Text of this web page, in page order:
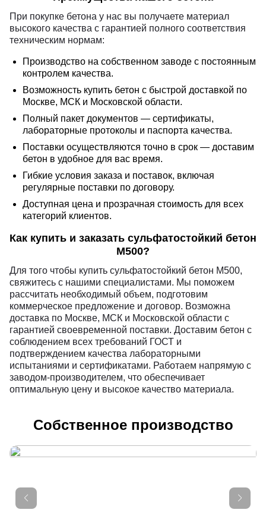
При покупке бетона у нас вы получаете материал
высокого качества с гарантией полного соответствия
техническим нормам:
Производство на собственном заводе с постоянным
контролем качества.
Возможность купить бетон с быстрой доставкой по
Москве, МСК и Московской области.
Полный пакет документов — сертификаты,
лабораторные протоколы и паспорта качества.
Поставки осуществляются точно в срок — доставим
бетон в удобное для вас время.
Гибкие условия заказа и поставок, включая
регулярные поставки по договору.
Доступная цена и прозрачная стоимость для всех
категорий клиентов.
Как купить и заказать сульфатостойкий бетон
М500?
Для того чтобы купить сульфатостойкий бетон М500,
свяжитесь с нашими специалистами. Мы поможем
рассчитать необходимый объем, подготовим
коммерческое предложение и договор. Возможна
доставка по Москве, МСК и Московской области с
гарантией своевременной поставки. Доставим бетон с
соблюдением всех требований ГОСТ и
подтверждением качества лабораторными
испытаниями и сертификатами. Работаем напрямую с
заводом-производителем, что обеспечивает
оптимальную цену и высокое качество материала.
Собственное производство